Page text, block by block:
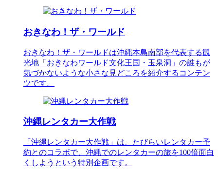
おきなわ！ザ・ワールド
おきなわ！ザ・ワールドは沖縄本島南部を代表する観
光地「おきなわワールド文化王国・玉泉洞」の誰もが
気づかないような小さな見どころを紹介するコンテン
ツです。
沖縄レンタカー大作戦
「沖縄レンタカー大作戦」は、たびらいレンタカー予
約とのコラボで、沖縄でのレンタカーの旅を100倍面白
くしようという特別企画です。